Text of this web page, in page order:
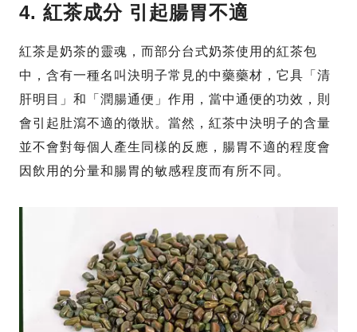
4. 紅茶成分 引起腸胃不適
紅茶是奶茶的靈魂，而部分台式奶茶使用的紅茶包
中，含有一種名叫決明子常見的中藥藥材，它具「清
肝明目」和「潤腸通便」作用，當中通便的功效，則
會引起肚瀉不適的徵狀。當然，紅茶中決明子的含量
並不會對每個人產生同樣的反應，腸胃不適的程度會
因飲用的分量和腸胃的敏感程度而有所不同。